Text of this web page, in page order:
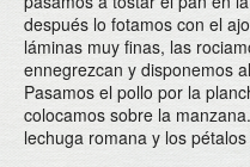
después lo fotamos con el
láminas muy finas, las
ennegrezcan y disponemos
Pasamos el pollo por la
colocamos sobre la
lechuga romana y los